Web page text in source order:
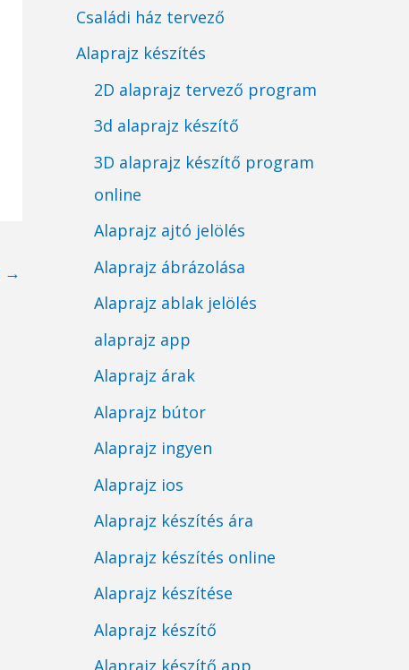
→
Családi ház tervező
Alaprajz készítés
2D alaprajz tervező program
3d alaprajz készítő
3D alaprajz készítő program
online
Alaprajz ajtó jelölés
Alaprajz ábrázolása
Alaprajz ablak jelölés
alaprajz app
Alaprajz árak
Alaprajz bútor
Alaprajz ingyen
Alaprajz ios
Alaprajz készítés ára
Alaprajz készítés online
Alaprajz készítése
Alaprajz készítő